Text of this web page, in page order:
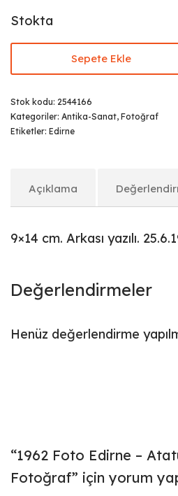
₺229,00.
fiyat:
₺179,00.
Stokta
Sepete Ekle
Stok kodu: 2544166
Kategoriler: Antika-Sanat, Fotoğraf
Etiketler: Edirne
Açıklama
9×14 cm. Arkası yazılı.
Değerlendirmeler
Henüz değerlendirme
“1962 Foto Edirne –
Fotoğraf” için yorum